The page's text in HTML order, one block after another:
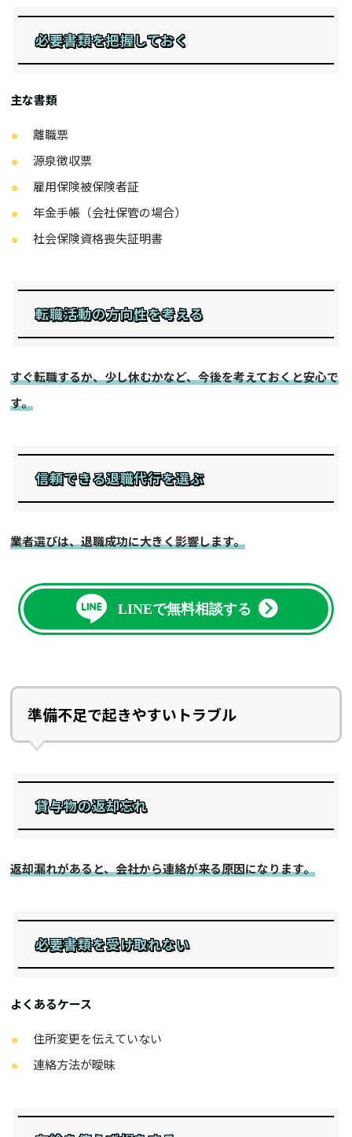
必要書類を把握しておく
主な書類
離職票
源泉徴収票
雇用保険被保険者証
年金手帳（会社保管の場合）
社会保険資格喪失証明書
転職活動の方向性を考える
すぐ転職するか、少し休むかなど、今後を考えておくと安心で
す。
信頼できる退職代行を選ぶ
業者選びは、退職成功に大きく影響します。
LINEで無料相談する
準備不足で起きやすいトラブル
貸与物の返却忘れ
返却漏れがあると、会社から連絡が来る原因になります。
必要書類を受け取れない
よくあるケース
住所変更を伝えていない
連絡方法が曖昧